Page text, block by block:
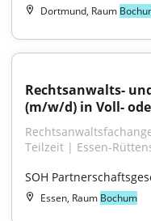
Dortmund, Raum
Rechtsanwalts-
(m/w/d) in Voll-
Teilzeit | Essen-
SOH
Essen, Raum Bochum